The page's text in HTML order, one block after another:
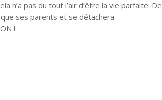
n’a pas du tout l’air d’être la vie parfaite .De
que ses parents et se détachera
!